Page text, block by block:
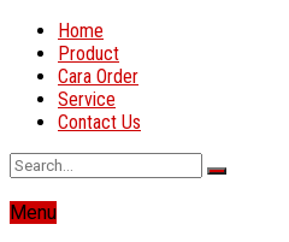
Home
Product
Cara Order
Service
Contact Us
Menu